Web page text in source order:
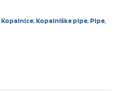
Kopalnice, Kopalniške pipe, Pipe,